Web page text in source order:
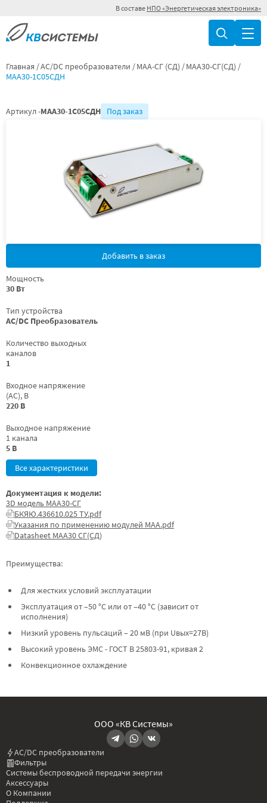
В составе НПО «Энергетическая электроника»
Главная AC/DC преобразователи МАА-СГ (СД)
МАА30-СГ(СД)
МАА30-1С05СДН
Артикул -МАА30-1С05СДН Под заказ
Добавить в заказ
Мощность
30 Вт
Тип устройства
AC/DC Преобразователь
Количество выходных
каналов
1
Входное напряжение
(AC), В
220 В
Выходное напряжение
1 канала
5 В
Все характеристики
Преимущества:
Для жестких условий эксплуатации
Эксплуатация от –50 °C или от –40 °C (зависит от
исполнения)
Низкий уровень пульсаций – 20 мВ (при Uвых=27В)
Высокий уровень ЭМС - ГОСТ В 25803-91, кривая 2
Конвекционное охлаждение
Документация к модели:
3D модель МАА30-СГ
БКЯЮ.436610.025 ТУ.pdf
Указания по применению модулей МАА.pdf
Datasheet МАА30 СГ(СД)
ООО «КВ Системы»
AC/DC преобразователи
Фильтры
Системы беспроводной передачи энергии
Аксессуары
О Компании